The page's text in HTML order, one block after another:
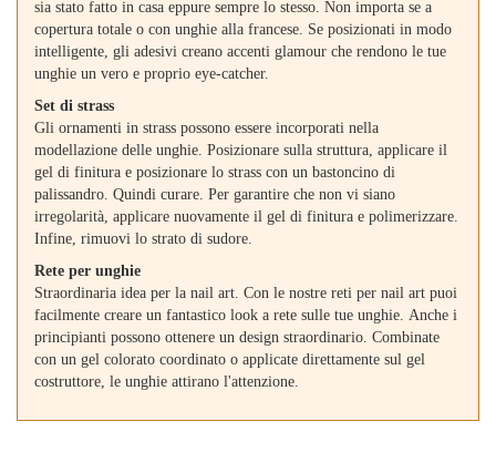
sia stato fatto in casa eppure sempre lo stesso. Non importa se a
copertura totale o con unghie alla francese. Se posizionati in modo
intelligente, gli adesivi creano accenti glamour che rendono le tue
unghie un vero e proprio eye-catcher.
Set di strass
Gli ornamenti in strass possono essere incorporati nella
modellazione delle unghie. Posizionare sulla struttura, applicare il
gel di finitura e posizionare lo strass con un bastoncino di
palissandro. Quindi curare. Per garantire che non vi siano
irregolarità, applicare nuovamente il gel di finitura e polimerizzare.
Infine, rimuovi lo strato di sudore.
Rete per unghie
Straordinaria idea per la nail art. Con le nostre reti per nail art puoi
facilmente creare un fantastico look a rete sulle tue unghie. Anche i
principianti possono ottenere un design straordinario. Combinate
con un gel colorato coordinato o applicate direttamente sul gel
costruttore, le unghie attirano l'attenzione.